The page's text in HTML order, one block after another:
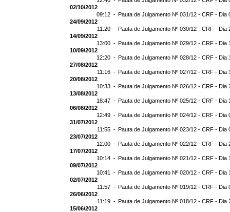
02/10/2012
09:12 - Pauta de Julgamento Nº 031/12 - CRF - Dia
24/09/2012
11:20 - Pauta de Julgamento Nº 030/12 - CRF - Dia
14/09/2012
13:00 - Pauta de Julgamento Nº 029/12 - CRF - Dia
10/09/2012
12:20 - Pauta de Julgamento Nº 028/12 - CRF - Dia
27/08/2012
11:16 - Pauta de Julgamento Nº 027/12 - CRF - Dia
20/08/2012
10:33 - Pauta de Julgamento Nº 026/12 - CRF - Dia
13/08/2012
18:47 - Pauta de Julgamento Nº 025/12 - CRF - Dia
06/08/2012
12:49 - Pauta de Julgamento Nº 024/12 - CRF - Dia
31/07/2012
11:55 - Pauta de Julgamento Nº 023/12 - CRF - Dia
23/07/2012
12:00 - Pauta de Julgamento Nº 022/12 - CRF - Dia
17/07/2012
10:14 - Pauta de Julgamento Nº 021/12 - CRF - Dia
09/07/2012
10:41 - Pauta de Julgamento Nº 020/12 - CRF - Dia
02/07/2012
11:57 - Pauta de Julgamento Nº 019/12 - CRF - Dia
26/06/2012
11:19 - Pauta de Julgamento Nº 018/12 - CRF - Dia
15/06/2012